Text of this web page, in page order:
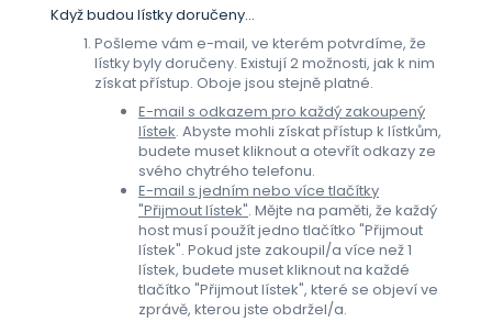
Když budou lístky doručeny...
Pošleme vám e-mail, ve kterém potvrdíme, že
lístky byly doručeny. Existují 2 možnosti, jak k nim
získat přístup. Oboje jsou stejně platné.
E-mail s odkazem pro každý zakoupený
lístek. Abyste mohli získat přístup k lístkům,
budete muset kliknout a otevřít odkazy ze
svého chytrého telefonu.
E-mail s jedním nebo více tlačítky
"Přijmout lístek". Mějte na paměti, že každý
host musí použít jedno tlačítko "Přijmout
lístek". Pokud jste zakoupil/a více než 1
lístek, budete muset kliknout na každé
tlačítko "Přijmout lístek", které se objeví ve
zprávě, kterou jste obdržel/a.